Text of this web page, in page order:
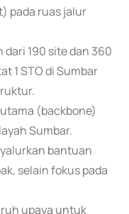
pada ruas jalur
190 site dan 360
1 STO di Sumbar
(backbone)
Sumbar.
bantuan
selain fokus pada
upaya untuk